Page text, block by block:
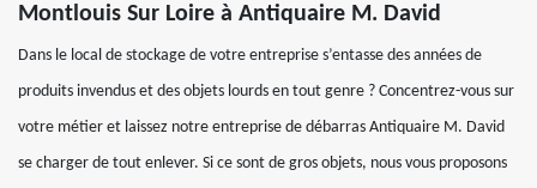
Montlouis Sur Loire à Antiquaire M. David
Dans le local de stockage de votre entreprise s’entasse des années de
produits invendus et des objets lourds en tout genre ? Concentrez-vous sur
votre métier et laissez notre entreprise de débarras Antiquaire M. David
se charger de tout enlever. Si ce sont de gros objets, nous vous proposons